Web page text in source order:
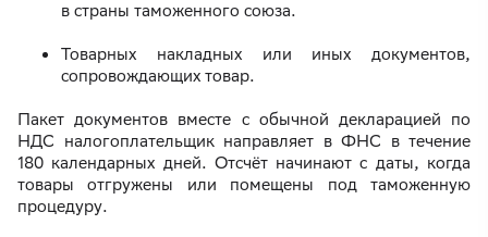
в страны таможенного союза.
Товарных накладных или иных документов,
сопровождающих товар.
Пакет документов вместе с обычной декларацией по
НДС налогоплательщик направляет в ФНС в течение
180 календарных дней. Отсчёт начинают с даты, когда
товары отгружены или помещены под таможенную
процедуру.